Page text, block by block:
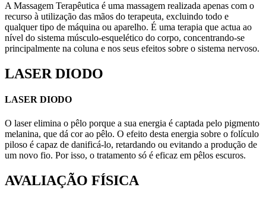
A Massagem Terapêutica é uma massagem realizada apenas com o
recurso à utilização das mãos do terapeuta, excluindo todo e
qualquer tipo de máquina ou aparelho. É uma terapia que actua ao
nível do sistema músculo-esquelético do corpo, concentrando-se
principalmente na coluna e nos seus efeitos sobre o sistema nervoso.
LASER DIODO
LASER DIODO
O laser elimina o pêlo porque a sua energia é captada pelo pigmento
melanina, que dá cor ao pêlo. O efeito desta energia sobre o folículo
piloso é capaz de danificá-lo, retardando ou evitando a produção de
um novo fio. Por isso, o tratamento só é eficaz em pêlos escuros.
AVALIAÇÃO FÍSICA